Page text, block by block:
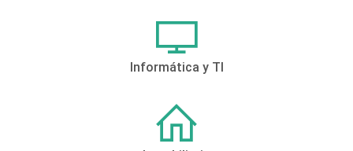
Informática y TI